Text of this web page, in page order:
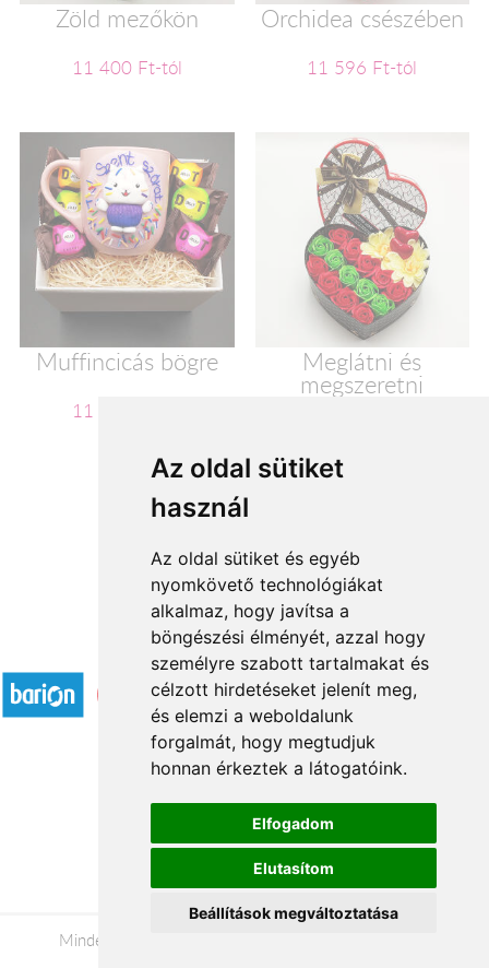
Az oldal sütiket
használ
Az oldal sütiket és egyéb
nyomkövető technológiákat
alkalmaz, hogy javítsa a
böngészési élményét, azzal hogy
személyre szabott tartalmakat és
célzott hirdetéseket jelenít meg,
és elemzi a weboldalunk
forgalmát, hogy megtudjuk
honnan érkeztek a látogatóink.
Elfogadom
Elutasítom
Beállítások megváltoztatása
Zöld mezőkön
11 400 Ft-tól
Orchidea csészében
11 596 Ft-tól
Muffincicás bögre
11 600 Ft-tól
Meglátni és
megszeretni
1 2
Elfogadott fizetési módok
Á.SZ.F.
Impresszum
Adatkezelési tájékoztató
Minden jog fenntartva © 2026 |